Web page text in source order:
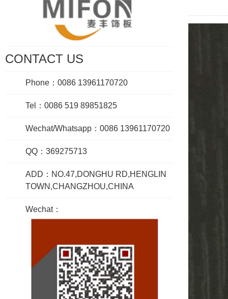
CONTACT US
Phone：0086 13961170720
Tel：0086 519 89851825
Wechat/Whatsapp：0086 13961170720
QQ：369275713
ADD：NO.47,DONGHU RD,HENGLIN
TOWN,CHANGZHOU,CHINA
Wechat：